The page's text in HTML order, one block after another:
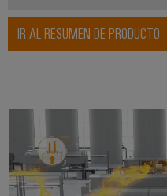
IR AL RESUMEN DE PRODUCTO